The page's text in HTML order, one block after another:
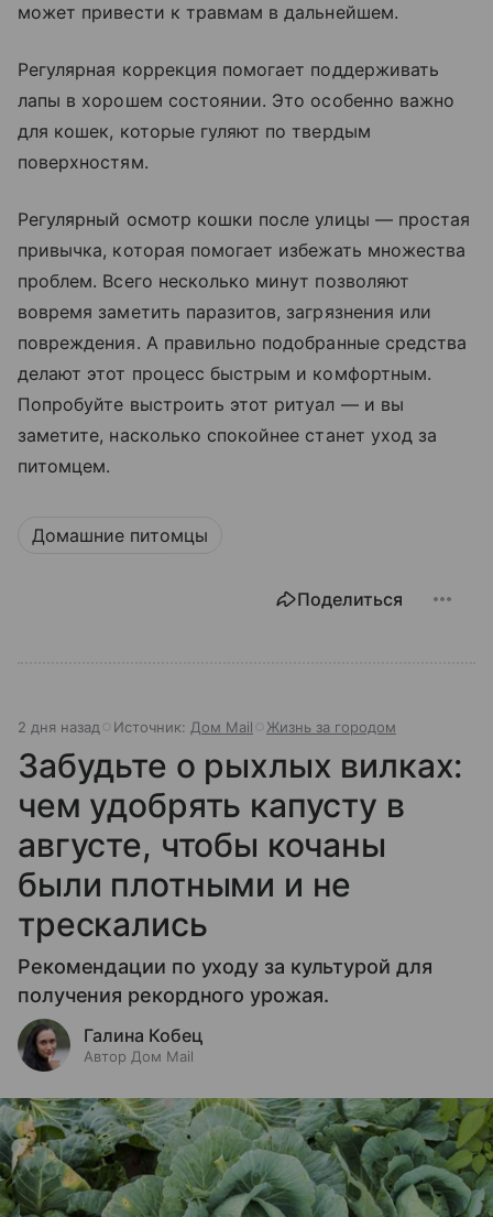
может привести к травмам в дальнейшем.
Регулярная коррекция помогает поддерживать
лапы в хорошем состоянии. Это особенно важно
для кошек, которые гуляют по твердым
поверхностям.
Регулярный осмотр кошки после улицы — простая
привычка, которая помогает избежать множества
проблем. Всего несколько минут позволяют
вовремя заметить паразитов, загрязнения или
повреждения. А правильно подобранные средства
делают этот процесс быстрым и комфортным.
Попробуйте выстроить этот ритуал — и вы
заметите, насколько спокойнее станет уход за
питомцем.
Домашние питомцы
Поделиться
2 дня назад Источник: Дом Mail Жизнь за городом
Забудьте о рыхлых вилках:
чем удобрять капусту в
августе, чтобы кочаны
были плотными и не
трескались
Рекомендации по уходу за культурой для
получения рекордного урожая.
Галина Кобец
Автор Дом Mail